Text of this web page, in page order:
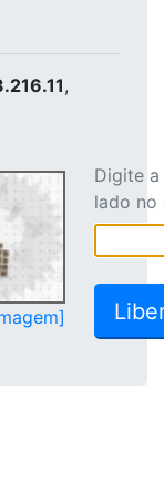
,
Digite
lado no